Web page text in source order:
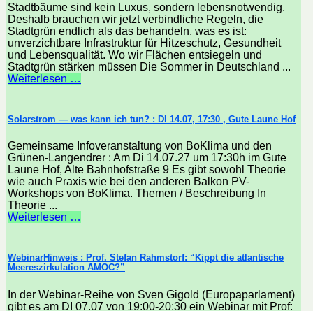
Stadtbäume sind kein Luxus, sondern lebensnotwendig.
Deshalb brauchen wir jetzt verbindliche Regeln, die
Stadtgrün endlich als das behandeln, was es ist:
unverzichtbare Infrastruktur für Hitzeschutz, Gesundheit
und Lebensqualität. Wo wir Flächen entsiegeln und
Stadtgrün stärken müssen Die Sommer in Deutschland ...
Weiterlesen …
Solarstrom — was kann ich tun? : DI 14.07, 17:30 , Gute Laune Hof
Gemeinsame Infoveranstaltung von BoKlima und den
Grünen-Langendrer : Am Di 14.07.27 um 17:30h im Gute
Laune Hof, Alte Bahnhofstraße 9 Es gibt sowohl Theorie
wie auch Praxis wie bei den anderen Balkon PV-
Workshops von BoKlima. Themen / Beschreibung In
Theorie ...
Weiterlesen …
WebinarHinweis : Prof. Stefan Rahmstorf: “Kippt die atlantische
Meereszirkulation AMOC?”
In der Webinar-Reihe von Sven Gigold (Europaparlament)
gibt es am DI 07.07 von 19:00-20:30 ein Webinar mit Prof: